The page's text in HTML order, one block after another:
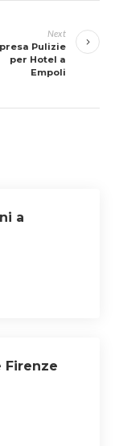
Next
Pulizie
per Hotel a
Empoli
a
Firenze